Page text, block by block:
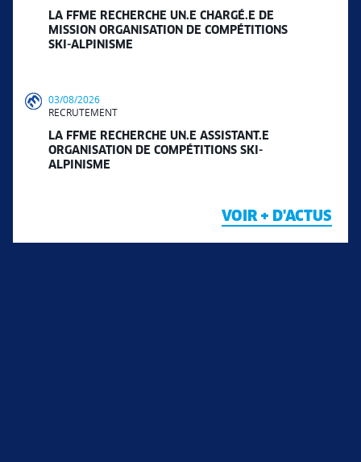
LA FFME RECHERCHE UN.E CHARGÉ.E DE
MISSION ORGANISATION DE COMPÉTITIONS
SKI-ALPINISME
03/08/2026
RECRUTEMENT
LA FFME RECHERCHE UN.E ASSISTANT.E
ORGANISATION DE COMPÉTITIONS SKI-
ALPINISME
VOIR + D'ACTUS